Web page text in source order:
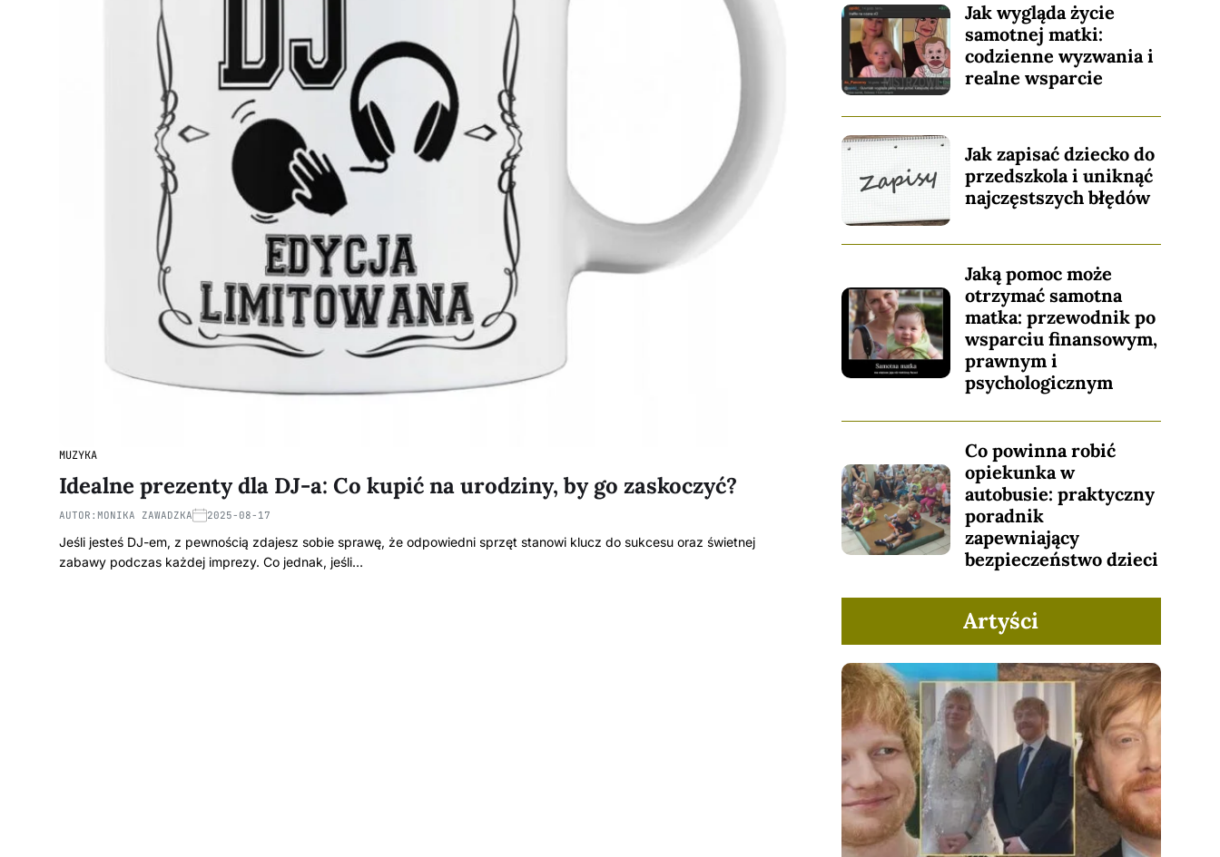
MUZYKA
Idealne prezenty dla DJ-a: Co kupić na urodziny, by go zaskoczyć?
AUTOR: MONIKA ZAWADZKA 2025-08-17
Jeśli jesteś DJ-em, z pewnością zdajesz sobie sprawę, że odpowiedni sprzęt stanowi klucz do sukcesu oraz świetnej
zabawy podczas każdej imprezy. Co jednak, jeśli…
Jak wygląda życie
samotnej matki:
codzienne wyzwania i
realne wsparcie
Jak zapisać dziecko do
przedszkola i uniknąć
najczęstszych błędów
Jaką pomoc może
otrzymać samotna
matka: przewodnik po
wsparciu finansowym,
prawnym i
psychologicznym
Co powinna robić
opiekunka w
autobusie: praktyczny
poradnik
zapewniający
bezpieczeństwo dzieci
Artyści